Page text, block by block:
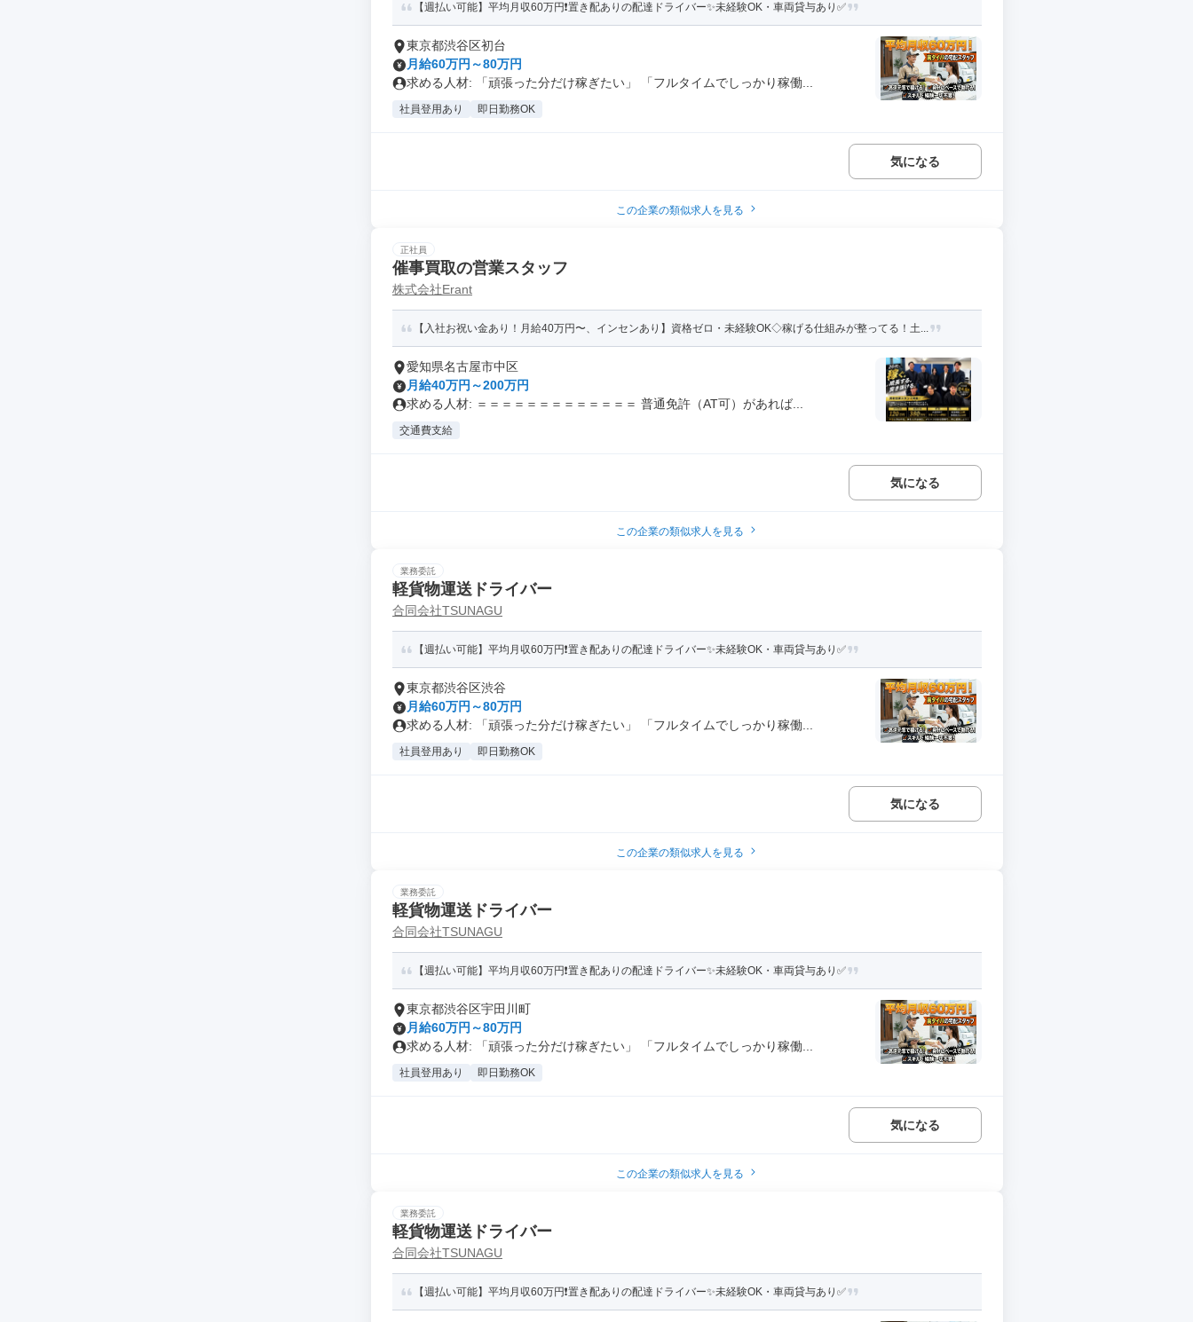
【週払い可能】平均月収60万円❗️置き配ありの配達ドライバー✨️未経験OK・車両貸与あり✅️
東京都渋谷区初台
月給60万円～80万円
求める人材: 「頑張った分だけ稼ぎたい」 「フルタイムでしっかり稼働...
社員登用あり 即日勤務OK
気になる
この企業の類似求人を見る
正社員
催事買取の営業スタッフ
株式会社Erant
【入社お祝い金あり！月給40万円〜、インセンあり】資格ゼロ・未経験OK◇稼げる仕組みが整ってる！土...
愛知県名古屋市中区
月給40万円～200万円
求める人材: ＝＝＝＝＝＝＝＝＝＝＝＝＝ 普通免許（AT可）があれば...
交通費支給
気になる
この企業の類似求人を見る
業務委託
軽貨物運送ドライバー
合同会社TSUNAGU
【週払い可能】平均月収60万円❗️置き配ありの配達ドライバー✨️未経験OK・車両貸与あり✅️
東京都渋谷区渋谷
月給60万円～80万円
求める人材: 「頑張った分だけ稼ぎたい」 「フルタイムでしっかり稼働...
社員登用あり 即日勤務OK
気になる
この企業の類似求人を見る
業務委託
軽貨物運送ドライバー
合同会社TSUNAGU
【週払い可能】平均月収60万円❗️置き配ありの配達ドライバー✨️未経験OK・車両貸与あり✅️
東京都渋谷区宇田川町
月給60万円～80万円
求める人材: 「頑張った分だけ稼ぎたい」 「フルタイムでしっかり稼働...
社員登用あり 即日勤務OK
気になる
この企業の類似求人を見る
業務委託
軽貨物運送ドライバー
合同会社TSUNAGU
【週払い可能】平均月収60万円❗️置き配ありの配達ドライバー✨️未経験OK・車両貸与あり✅️